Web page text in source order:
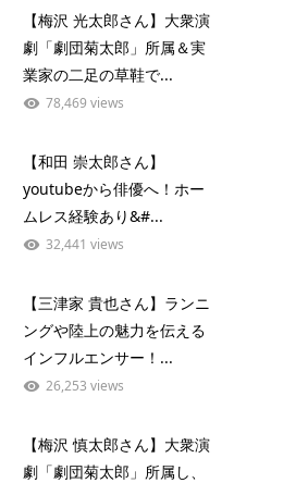
【梅沢 光太郎さん】大衆演
劇「劇団菊太郎」所属＆実
業家の二足の草鞋で...
78,469 views
【和田 崇太郎さん】
youtubeから俳優へ！ホー
ムレス経験あり&#...
32,441 views
【三津家 貴也さん】ランニ
ングや陸上の魅力を伝える
インフルエンサー！...
26,253 views
【梅沢 慎太郎さん】大衆演
劇「劇団菊太郎」所属し、